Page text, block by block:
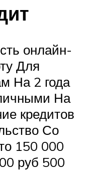
онлайн-
Для
На 2 года
На
кредитов
Со
150 000
руб 500